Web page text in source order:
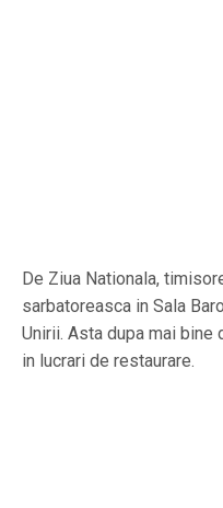
De Ziua Nationala,
sarbatoreasca in Sala
Unirii. Asta dupa mai bine
in lucrari de restaurare.